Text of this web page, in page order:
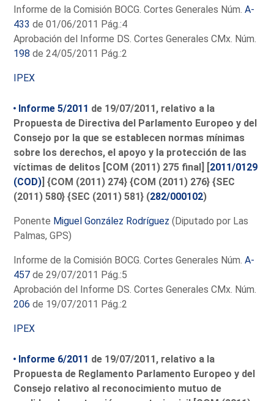
Informe de la Comisión BOCG. Cortes Generales Núm.A-
433 de 01/06/2011 Pág.:4
Aprobación del Informe DS. Cortes Generales CMx. Núm.
198 de 24/05/2011 Pág.:2
IPEX
Informe 5/2011 de 19/07/2011, relativo a la
Propuesta de Directiva del Parlamento Europeo y del
Consejo por la que se establecen normas mínimas
sobre los derechos, el apoyo y la protección de las
víctimas de delitos [COM (2011) 275 final] [2011/0129
(COD)] {COM (2011) 274} {COM (2011) 276} {SEC
(2011) 580} {SEC (2011) 581} (282/000102)
Ponente Miguel González Rodríguez (Diputado por Las
Palmas, GPS)
Informe de la Comisión BOCG. Cortes Generales Núm.A-
457 de 29/07/2011 Pág.:5
Aprobación del Informe DS. Cortes Generales CMx. Núm.
206 de 19/07/2011 Pág.:2
IPEX
Informe 6/2011 de 19/07/2011, relativo a la
Propuesta de Reglamento Parlamento Europeo y del
Consejo relativo al reconocimiento mutuo de